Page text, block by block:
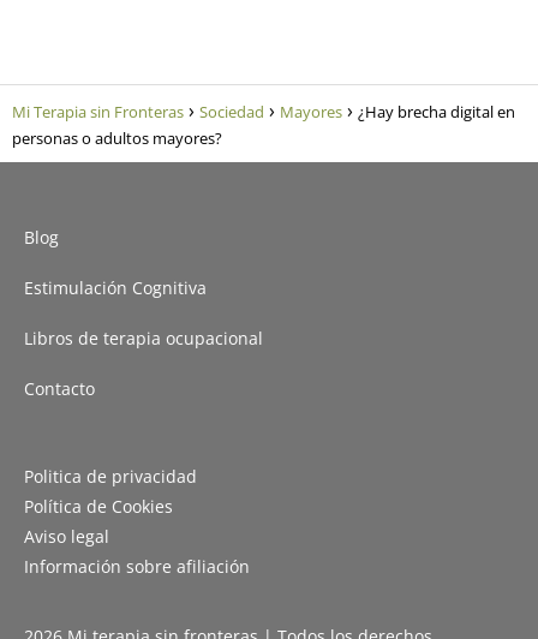
Mi Terapia sin Fronteras Sociedad Mayores
¿Hay brecha digital en
personas o adultos mayores?
Blog
Estimulación Cognitiva
Libros de terapia ocupacional
Contacto
Politica de privacidad
Política de Cookies
Aviso legal
Información sobre afiliación